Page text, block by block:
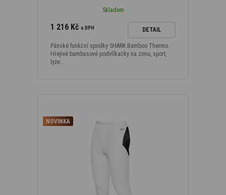
Skladem
1 216 Kč s DPH DETAIL
Pánské funkční spodky SHARK Bamboo Thermo.
Hřejivé bambusové podvlíkačky na zimu, sport,
lyže…
NOVINKA